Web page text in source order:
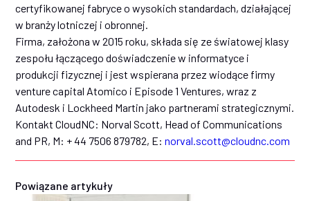
certyfikowanej fabryce o wysokich standardach, działającej
w branży lotniczej i obronnej.
Firma, założona w 2015 roku, składa się ze światowej klasy
zespołu łączącego doświadczenie w informatyce i
produkcji fizycznej i jest wspierana przez wiodące firmy
venture capital Atomico i Episode 1 Ventures, wraz z
Autodesk i Lockheed Martin jako partnerami strategicznymi.
Kontakt CloudNC: Norval Scott, Head of Communications
and PR, M: + 44 7506 879782, E:norval.scott@cloudnc.com
Powiązane artykuły